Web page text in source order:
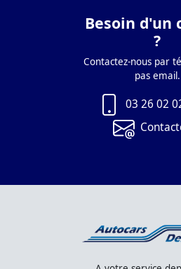
Besoin d'un
?
Contactez-nous par
pas email.
03 26 02